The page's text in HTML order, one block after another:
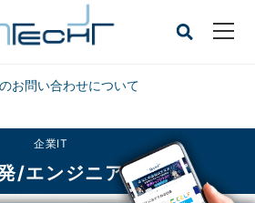
お問い合わせについて
CLOSE
企業IT
/エンジニア